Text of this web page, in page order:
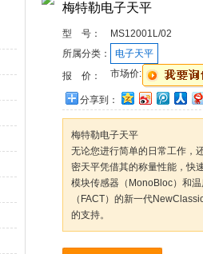
梅特勒电子天平
型 号：
MS12001L/02
所属分类：
电子天平
报 价：
市场价:
分享到：
梅特勒电子天平
无论您进行简单的日常工作，
密天平凭借其的称量性能，快
模块传感器（MonoBloc）和
（FACT）的新一代
的支持。